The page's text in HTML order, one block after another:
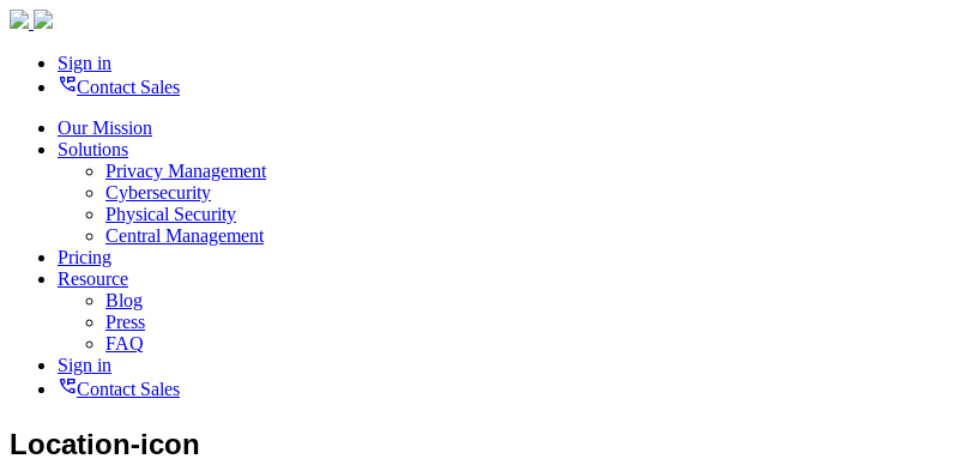
Sign in
perm_phone_msgContact Sales
Our Mission
Solutions
Privacy Management
Cybersecurity
Physical Security
Central Management
Pricing
Resource
Blog
Press
FAQ
Sign in
perm_phone_msgContact Sales
Location-icon